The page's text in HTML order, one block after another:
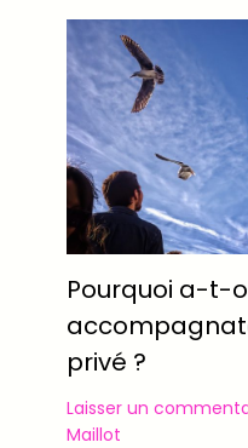
Pourquoi a-t-
privé ?
Laisser un
Maillot